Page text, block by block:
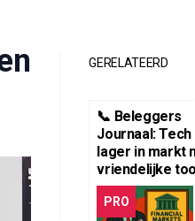
GERELATEERD
📞 Beleggers
Journaal:
lager in markt
vriendelijke
PRO